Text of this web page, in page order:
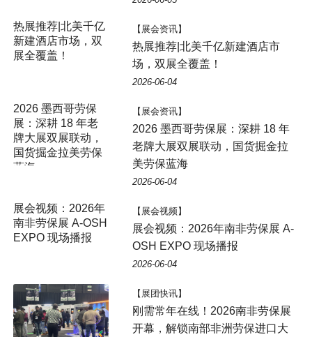
热展推荐|北美千亿
新建酒店市场，双
展全覆盖！
【展会资讯】
热展推荐|北美千亿新建酒店市
场，双展全覆盖！
2026-06-04
2026 墨西哥劳保
展：深耕 18 年老
牌大展双展联动，
国货掘金拉美劳保
蓝海
【展会资讯】
2026 墨西哥劳保展：深耕 18 年
老牌大展双展联动，国货掘金拉
美劳保蓝海
2026-06-04
展会视频：2026年
南非劳保展 A-OSH
EXPO 现场播报
【展会视频】
展会视频：2026年南非劳保展 A-
OSH EXPO 现场播报
2026-06-04
【展团快讯】
刚需常年在线！2026南非劳保展
开幕，解锁南部非洲劳保进口大